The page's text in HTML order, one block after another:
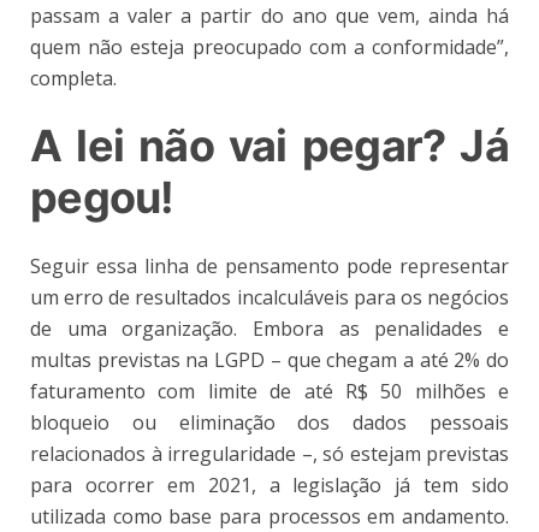
passam a valer a partir do ano que vem, ainda há
quem não esteja preocupado com a conformidade”,
completa.
A lei não vai pegar? Já
pegou!
Seguir essa linha de pensamento pode representar
um erro de resultados incalculáveis para os negócios
de uma organização. Embora as penalidades e
multas previstas na LGPD – que chegam a até 2% do
faturamento com limite de até R$ 50 milhões e
bloqueio ou eliminação dos dados pessoais
relacionados à irregularidade –, só estejam previstas
para ocorrer em 2021, a legislação já tem sido
utilizada como base para processos em andamento.